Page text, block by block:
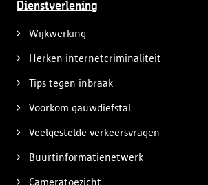
Dienstverlening
Wijkwerking
Herken internetcriminaliteit
Tips tegen inbraak
Voorkom gauwdiefstal
Veelgestelde verkeersvragen
Buurtinformatienetwerk
Cameratoezicht